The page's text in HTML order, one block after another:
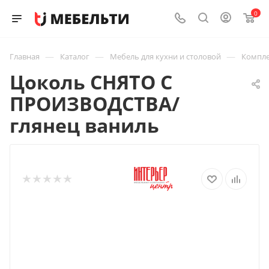
0
Главная — Каталог — Мебель для кухни и столовой —
Цоколь СНЯТО С
ПРОИЗВОДСТВА/
глянец ваниль